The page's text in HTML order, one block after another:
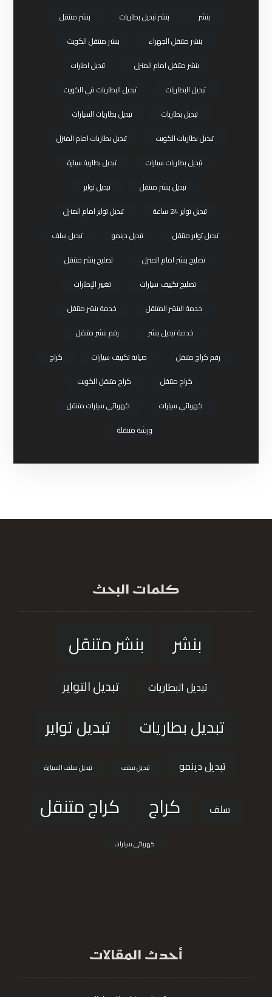
بنشر
بنشر تبديل بطاريات
بنشر متنقل
بنشر متنقل الجهراء
بنشر متنقل الكويت
بنشر متنقل امام المنزل
تبديل اطارات
تبديل البطاريات
تبديل البطاريات في الكويت
تبديل بطاريات
تبديل بطاريات السيارات
تبديل بطاريات الكويت
تبديل بطاريات امام المنزل
تبديل بطاريات سيارات
تبديل بطارية سيارة
تبديل بنشر متنقل
تبديل تواير
تبديل تواير 24 ساعة
تبديل تواير امام المنزل
تبديل تواير متنقل
تبديل دينمو
تبديل سلف
تصليح بنشر امام المنزل
تصليح بنشر متنقل
تصليح تكييف سيارات
تغيير الإطارات
خدمة البنشر المتنقل
خدمة بنشر متنقل
خدمة تبديل بنشر
رقم بنشر متنقل
رقم كراج متنقل
صيانة تكييف سيارات
كراج
كراج متنقل
كراج متنقل الكويت
كهربائي سيارات
كهربائي سيارات متنقل
ورشة متنقلة
كلمات البحث
بنشر بنشر متنقل
تبديل البطاريات تبديل التواير
تبديل بطاريات تبديل تواير
تبديل دينمو تبديل سلف تبديل سلف السيارة
سلف كراج كراج متنقل
كهربائي سيارات
أحدث المقالات